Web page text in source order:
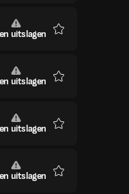
uitslagen
uitslagen
uitslagen
uitslagen